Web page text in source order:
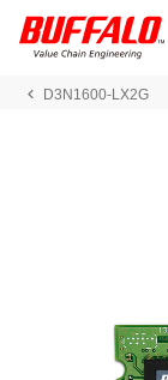
D3N1600-LX2G